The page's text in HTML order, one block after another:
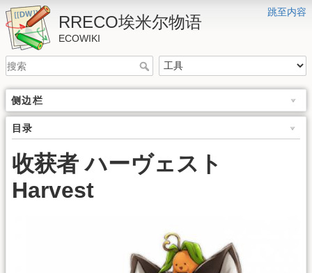
跳至内容
RRECO埃米尔物语
ECOWIKI
侧边栏
目录
收获者 ハーヴェスト
Harvest